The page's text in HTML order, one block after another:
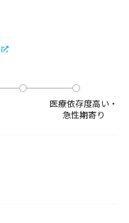
医療依存度高い・
急性期寄り